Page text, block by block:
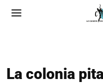
La colonia